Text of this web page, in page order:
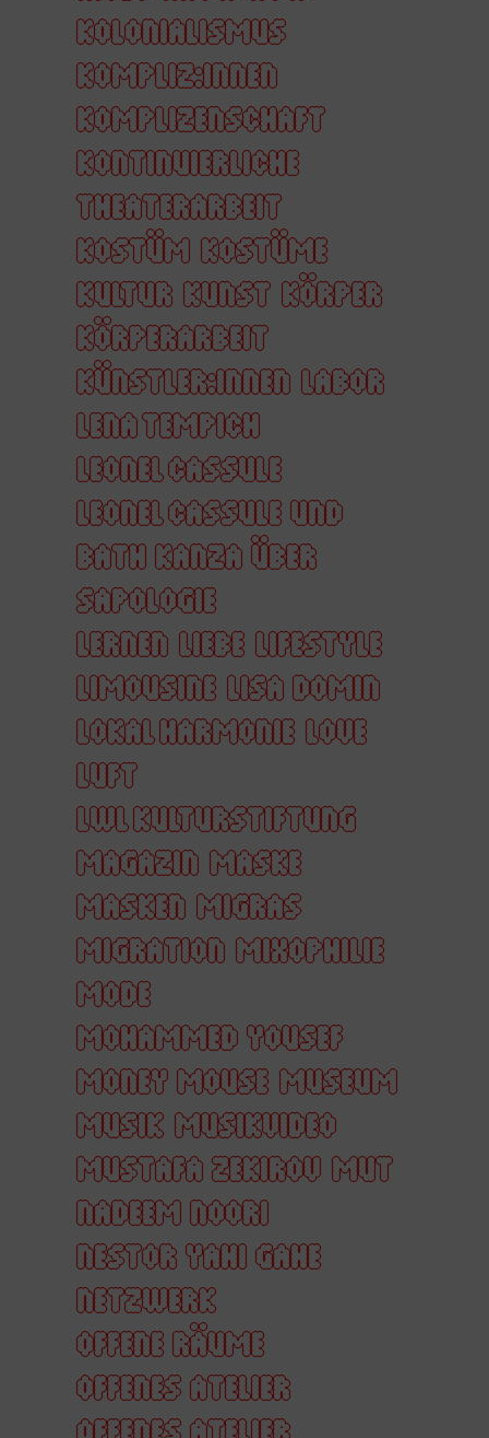
KOLONIALISMUS
KOMPLIZ:INNEN
KOMPLIZENSCHAFT
KONTINUIERLICHE
THEATERARBEIT
KOSTÜM KOSTÜME
KULTUR KUNST KÖRPER
KÖRPERARBEIT
KÜNSTLER:INNEN LABOR
LENA TEMPICH
LEONEL CASSULE
LEONEL CASSULE UND
BATH KANZA ÜBER
SAPOLOGIE
LERNEN LIEBE LIFESTYLE
LIMOUSINE LISA DOMIN
LOKAL HARMONIE LOVE
LUFT
LWL KULTURSTIFTUNG
MAGAZIN MASKE
MASKEN MIGRAS
MIGRATION MIXOPHILIE
MODE
MOHAMMED YOUSEF
MONEY MOUSE MUSEUM
MUSIK MUSIKVIDEO
MUSTAFA ZEKIROV MUT
NADEEM NOORI
NESTOR YAHI GAHE
NETZWERK
OFFENE RÄUME
OFFENES ATELIER
OFFENES ATELIER